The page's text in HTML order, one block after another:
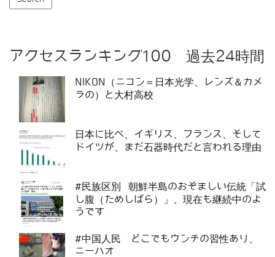
アクセスランキング100 過去24時間
NIKON（ニコン＝日本光学、レンズ＆カメ
ラの）と大村高校
日本に比べ、イギリス、フランス、そして
ドイツが、まだ石器時代だと言われる理由
#民族区別 朝鮮半島のおぞましい伝統「試
し腹（ためしばら）」、現在も継続中のよ
うです
#中国人民 どこでもウンチの習性あり、
ニーハオ